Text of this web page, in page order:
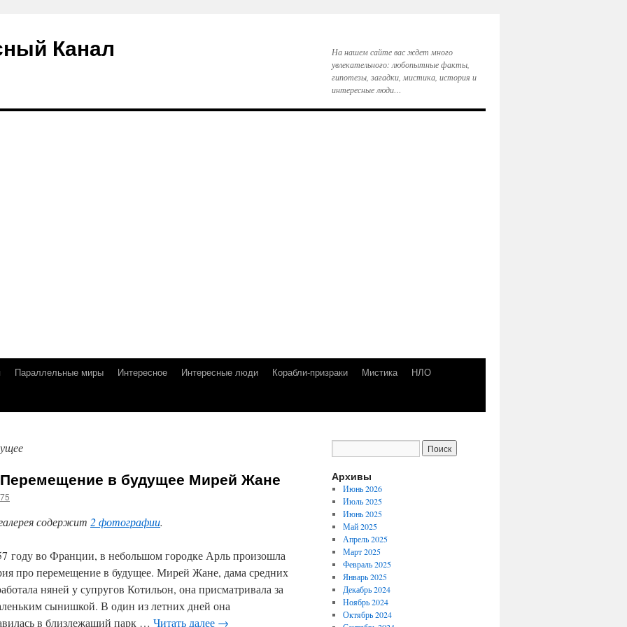
Канал
На нашем сайте вас ждет много
увлекательного: любопытные факты,
гипотезы, загадки, мистика, история и
интересные люди…
Параллельные миры Интересное Интересные люди Корабли-призраки Мистика
НЛО
в будущее Мирей Жане
содержит 2 фотографии.
году во Франции, в небольшом городке Арль произошла
про перемещение в будущее. Мирей Жане, дама средних
няней у супругов Котильон, она присматривала за
сынишкой. В один из летних дней она
в близлежащий парк … Читать далее →
Архивы
Июнь 2026
Июль 2025
Июнь 2025
Май 2025
Апрель 2025
Март 2025
Февраль 2025
Январь 2025
Декабрь 2024
Ноябрь 2024
Октябрь 2024